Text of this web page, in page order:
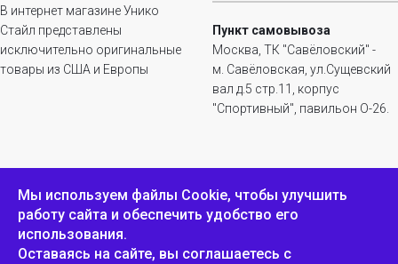
В интернет магазине Унико
Стайл представлены
исключительно оригинальные
товары из США и Европы
Пункт самовывоза
Москва, ТК "Савёловский" -
м. Савёловская, ул.Сущевский
вал д.5 стр.11, корпус
"Спортивный", павильон О-26.
ИНФОРМАЦИЯ
Положение о
конфиденциальности и
защите персональных
ОБРАТНАЯ СВЯЗЬ
Пожаловаться
Мы используем файлы Сookie, чтобы улучшить
работу сайта и обеспечить удобство его
использования.
Оставаясь на сайте, вы соглашаетесь с